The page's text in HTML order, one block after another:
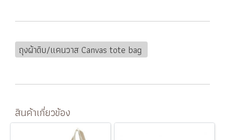
ถุงผ้าดิบ/แคนวาส Canvas tote bag
สินค้าเกี่ยวข้อง